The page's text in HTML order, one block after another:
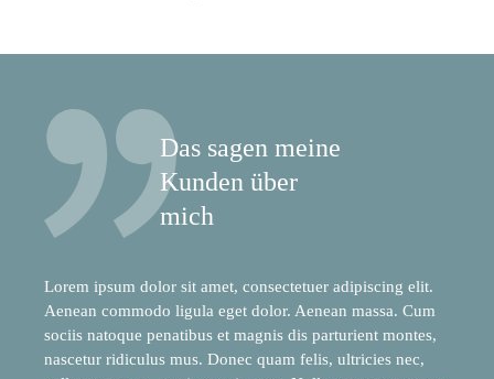
Das sagen meine
Kunden über
mich
Lorem ipsum dolor sit amet, consectetuer adipiscing elit.
Aenean commodo ligula eget dolor. Aenean massa. Cum
sociis natoque penatibus et magnis dis parturient montes,
nascetur ridiculus mus. Donec quam felis, ultricies nec,